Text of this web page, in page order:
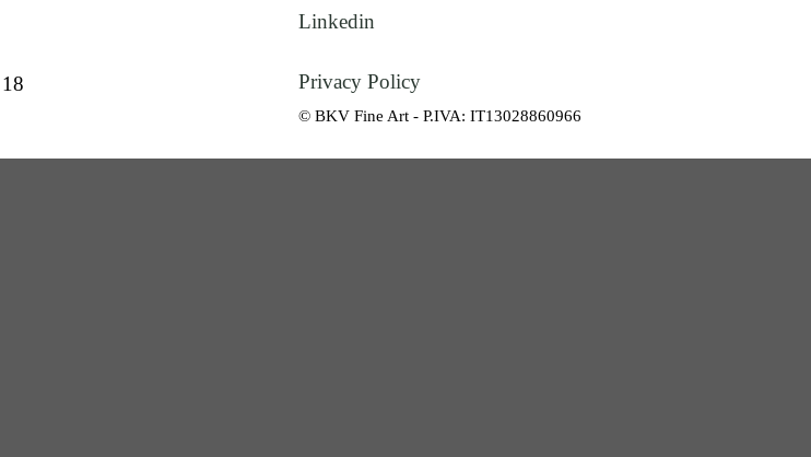
Linkedin
Privacy Policy
© BKV Fine Art - P.IVA: IT13028860966